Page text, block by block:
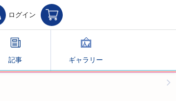
ログイン
記事 ギャラリー